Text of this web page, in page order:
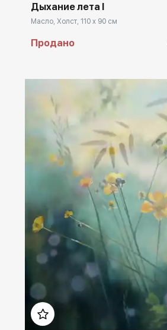
Дыхание лета I
Масло, Холст, 110 x 90 см
Продано